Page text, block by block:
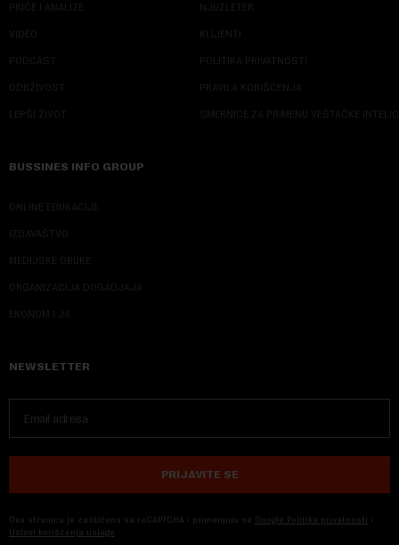
PRIČE I ANALIZE
VIDEO
PODCAST
ODRŽIVOST
LEPŠI ŽIVOT
NJUZLETER
KLIJENTI
POLITIKA PRIVATNOSTI
PRAVILA KORIŠĆENJA
SMERNICE ZA PRIMENU VEŠTAČKE
BUSSINES INFO GROUP
ONLINE EDUKACIJE
IZDAVAŠTVO
MEDIJSKE OBUKE
ORGANIZACIJA DOGADJAJA
EKONOM I JA
NEWSLETTER
PRIJAVITE SE
Ova stranica je zaštićena sa reCAPTCHA i primenjuju se Google Politika privatnosti i
Uslovi korišćenja usluge